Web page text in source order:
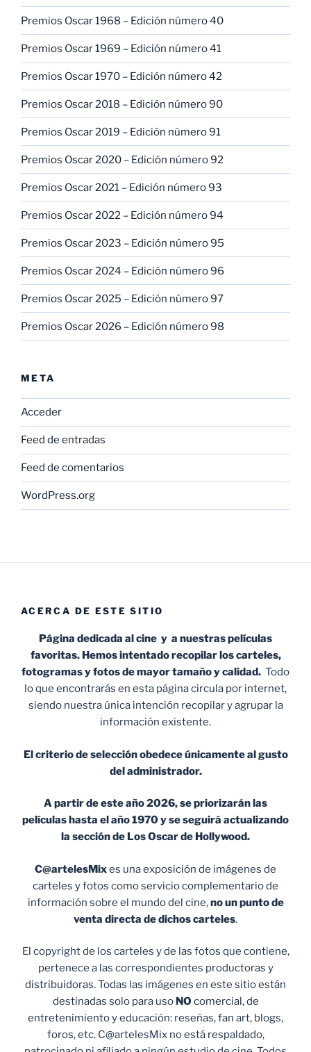
Premios Oscar 1968 – Edición número 40
Premios Oscar 1969 – Edición número 41
Premios Oscar 1970 – Edición número 42
Premios Oscar 2018 – Edición número 90
Premios Oscar 2019 – Edición número 91
Premios Oscar 2020 – Edición número 92
Premios Oscar 2021 – Edición número 93
Premios Oscar 2022 – Edición número 94
Premios Oscar 2023 – Edición número 95
Premios Oscar 2024 – Edición número 96
Premios Oscar 2025 – Edición número 97
Premios Oscar 2026 – Edición número 98
META
Acceder
Feed de entradas
Feed de comentarios
WordPress.org
ACERCA DE ESTE SITIO
Página dedicada al cine y a nuestras películas
favoritas. Hemos intentado recopilar los carteles,
fotogramas y fotos de mayor tamaño y calidad. Todo
lo que encontrarás en esta página circula por internet,
siendo nuestra única intención recopilar y agrupar la
información existente.
El criterio de selección obedece únicamente al gusto
del administrador.
A partir de este año 2026, se priorizarán las
películas hasta el año 1970 y se seguirá actualizando
la sección de Los Oscar de Hollywood.
C@artelesMixes una exposición de imágenes de
carteles y fotos como servicio complementario de
información sobre el mundo del cine,no un punto de
venta directa de dichos carteles.
El copyright de los carteles y de las fotos que contiene,
pertenece a las correspondientes productoras y
distribuidoras. Todas las imágenes en este sitio están
destinadas solo para uso NO comercial, de
entretenimiento y educación: reseñas, fan art, blogs,
foros, etc. C@artelesMix no está respaldado,